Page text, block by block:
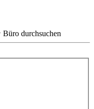
Büro durchsuchen